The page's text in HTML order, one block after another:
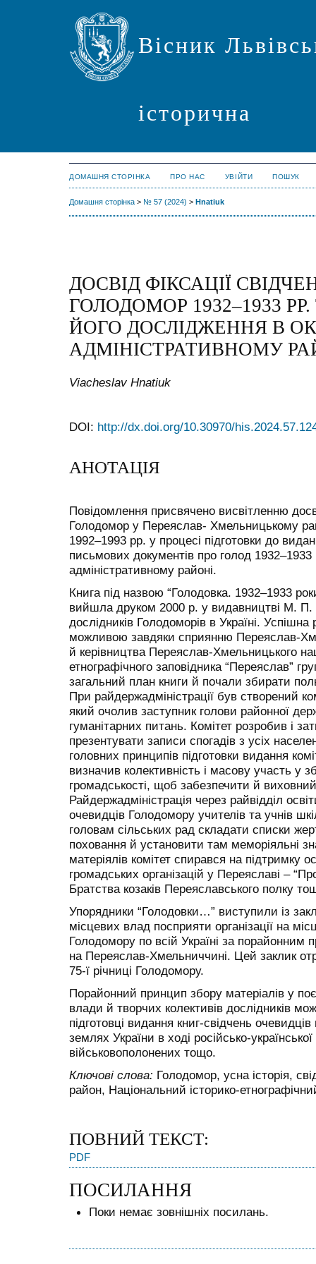
Вісник
історична
ДОМАШНЯ СТОРІНКА ПРО НАС УВІЙТИ ПОШУК
Домашня сторінка > № 57 (2024) > Hnatiuk
ДОСВІД ФІКСАЦІЇ
ГОЛОДОМОР 1932–1933
ЙОГО ДОСЛІДЖЕННЯ В
АДМІНІСТРАТИВНОМУ
Viacheslav Hnatiuk
DOI: http://dx.doi.org/10.30970/
АНОТАЦІЯ
Повідомлення присвячено висвітленню
Голодомор у Переяслав- Хмельницькому
1992–1993 рр. у процесі підготовки до
письмових документів про голод
адміністративному районі.
Книга під назвою “Голодовка. 1932–1933
вийшла друком 2000 р. у видавництві М. П.
дослідників Голодоморів в Україні. Успішна
можливою завдяки сприянню Переяслав-
й керівництва Переяслав-Хмельницького
етнографічного заповідника “Переяслав”
загальний план книги й почали збирати
При райдержадміністрації був створений
який очолив заступник голови районної
гуманітарних питань. Комітет розробив і
презентувати записи спогадів з усіх
головних принципів підготовки видання
визначив колективність і масову участь у
громадськості, щоб забезпечити й
Райдержадміністрація через райвідділ
очевидців Голодомору учителів та учнів
головам сільських рад складати списки
поховання й установити там меморіяльні
матеріялів комітет спирався на підтримку
громадських організацій у Переяславі –
Братства козаків Переяславського полку
Упорядники “Голодовки…” виступили із
місцевих влад посприяти організації на
Голодомору по всій Україні за
на Переяслав-Хмельниччині. Цей заклик
75-ї річниці Голодомору.
Порайонний принцип збору матеріалів у
влади й творчих колективів дослідників
підготовці видання книг-свідчень
землях України в ході російсько-
військовополонених тощо.
Ключові слова: Голодомор, усна історія,
район, Національний історико-
ПОВНИЙ ТЕКСТ:
PDF
ПОСИЛАННЯ
Поки немає зовнішніх посилань.